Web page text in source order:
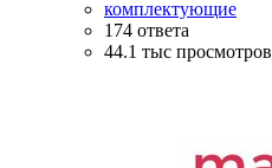
комплектующие
174 ответа
44.1 тыс просмотров